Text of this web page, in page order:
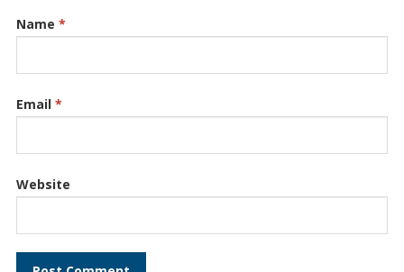
Name *
Email *
Website